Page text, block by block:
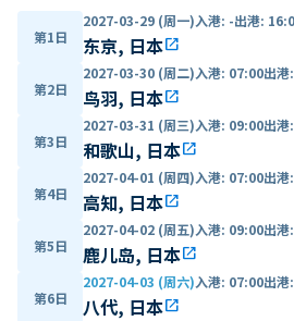
第1日
2027-03-29 (周一)入港: -出港:
东京, 日本open_in_new
第2日
2027-03-30 (周二)入港: 07:00出港:
鸟羽, 日本open_in_new
第3日
2027-03-31 (周三)入港: 09:00出港:
和歌山, 日本open_in_new
第4日
2027-04-01 (周四)入港: 07:00出港:
高知, 日本open_in_new
第5日
2027-04-02 (周五)入港: 09:00出港:
鹿儿岛, 日本open_in_new
第6日
2027-04-03 (周六)入港: 07:00出港:
八代, 日本open_in_new